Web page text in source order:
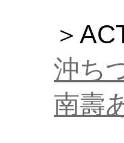
＞
沖ち
南壽